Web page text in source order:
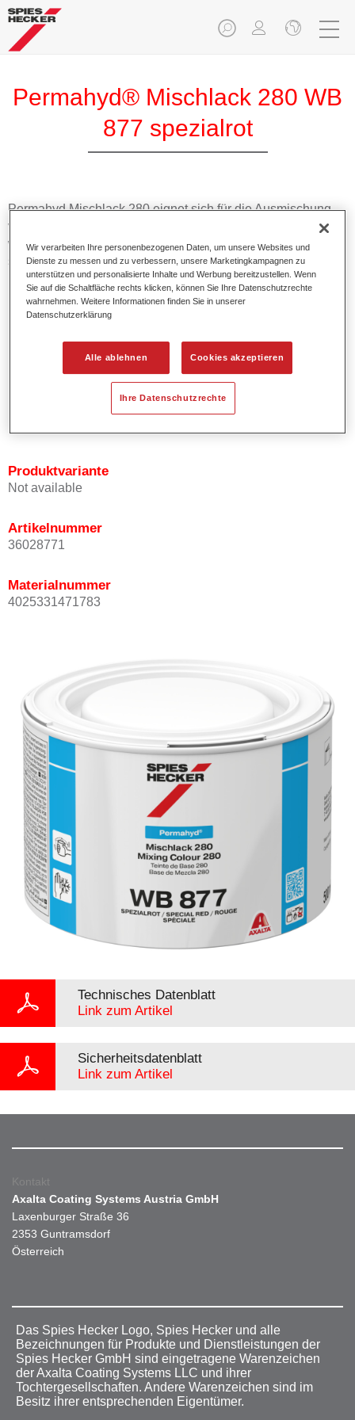
Permahyd® Mischlack 280 WB
877 spezialrot
Permahyd Mischlack 280 eignet sich für die Ausmischung
von Permahyd Perlmutt Basislack 285, einem hochwertigen
wasserverdünnbaren Basislacksystem. Es basiert auf einer
speziellen PU-Dispersionstechnologie für Uni- und
Effektlackierungen.
Produktmerkmale
1,5 Spritzgängen.
Bietet ein gutes Standvermögen.
Verfügt über ein hohes Deckvermögen.
Besitzt eine hohe Farbtongenauigkeit.
Produktvariante
Not available
Artikelnummer
36028771
Materialnummer
4025331471783
Technisches Datenblatt
Link zum Artikel
Sicherheitsdatenblatt
Link zum Artikel
Kontakt
Axalta Coating Systems Austria GmbH
Laxenburger Straße 36
2353 Guntramsdorf
Österreich
Das Spies Hecker Logo, Spies Hecker und alle
Bezeichnungen für Produkte und Dienstleistungen der
Spies Hecker GmbH sind eingetragene Warenzeichen
der Axalta Coating Systems LLC und ihrer
Tochtergesellschaften. Andere Warenzeichen sind im
Besitz ihrer entsprechenden Eigentümer.
Wir verarbeiten Ihre personenbezogenen Daten, um unsere Websites und
Dienste zu messen und zu verbessern, unsere Marketingkampagnen zu
unterstützen und personalisierte Inhalte und Werbung bereitzustellen. Wenn
Sie auf die Schaltfläche rechts klicken, können Sie Ihre Datenschutzrechte
wahrnehmen. Weitere Informationen finden Sie in unserer
Datenschutzerklärung
Alle ablehnen Cookies akzeptieren
Ihre Datenschutzrechte